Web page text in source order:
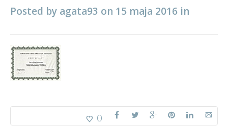
Posted by agata93 on 15 maja 2016 in
0